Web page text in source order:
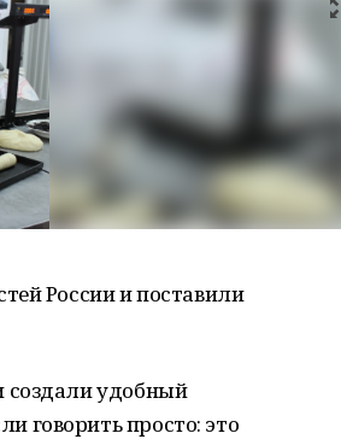
России и поставили
создали удобный
говорить просто: это